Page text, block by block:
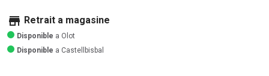
store Retrait a magasine
Disponible a Olot
Disponible a Castellbisbal